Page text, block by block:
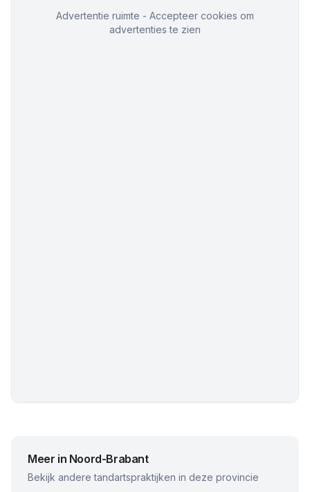
Advertentie ruimte - Accepteer cookies om
advertenties te zien
Meer in Noord-Brabant
Bekijk andere tandartspraktijken in deze provincie